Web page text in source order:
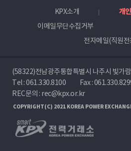
KPX소개
개
이메일무단수집거부
전자메일(직원
(58322)전남광주통합특별시 나주시 빛가
Tel :061.330.8100
Fax :
REC문의 : rec@kpx.or.kr
COPYRIGHT(C) 2021 KOREA POWER